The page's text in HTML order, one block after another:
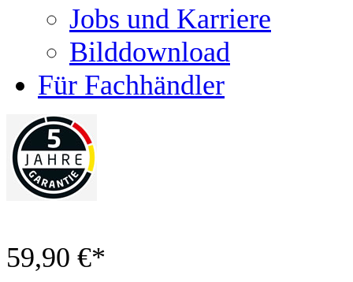
Jobs und Karriere
Bilddownload
Für Fachhändler
59,90 €*